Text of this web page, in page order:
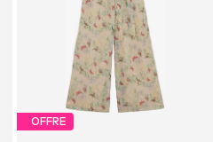
OFFRE